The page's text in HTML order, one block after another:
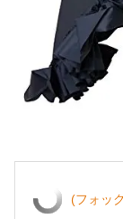
(フォッ